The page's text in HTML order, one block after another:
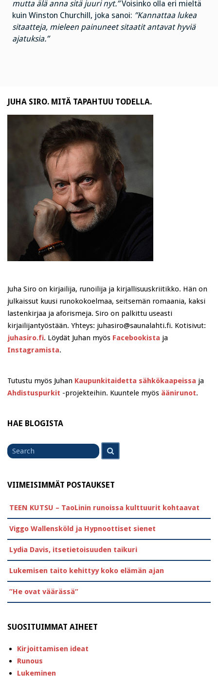
mutta älä anna sitä juuri nyt.” Voisinko olla eri mieltä
kuin Winston Churchill, joka sanoi: ”Kannattaa lukea
sitaatteja, mieleen painuneet sitaatit antavat hyviä
ajatuksia.”
JUHA SIRO. MITÄ TAPAHTUU TODELLA.
Juha Siro on kirjailija, runoilija ja kirjallisuuskriitikko. Hän on
julkaissut kuusi runokokoelmaa, seitsemän romaania, kaksi
lastenkirjaa ja aforismeja. Siro on palkittu useasti
kirjailijantyöstään. Yhteys: juhasiro@saunalahti.fi. Kotisivut:
juhasiro.fi. Löydät Juhan myös Facebookista ja
Instagramista.
Tutustu myös Juhan Kaupunkitaidetta sähkökaapeissa ja
Ahdistuspurkit -projekteihin. Kuuntele myös äänirunot.
HAE BLOGISTA
Search
for
VIIMEISIMMÄT POSTAUKSET
TEEN KUTSU – TaoLinin runoissa kulttuurit kohtaavat
Viggo Wallensköld ja Hypnoottiset sienet
Lydia Davis, itsetietoisuuden taikuri
Lukemisen taito kehittyy koko elämän ajan
”He ovat väärässä”
SUOSITUIMMAT AIHEET
Kirjoittamisen ideat
Runous
Lukeminen